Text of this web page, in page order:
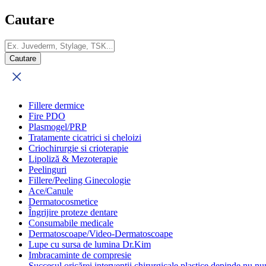
Cautare
Fillere dermice
Fire PDO
Plasmogel/PRP
Tratamente cicatrici si cheloizi
Criochirurgie si crioterapie
Lipoliză & Mezoterapie
Peelinguri
Fillere/Peeling Ginecologie
Ace/Canule
Dermatocosmetice
Îngrijire proteze dentare
Consumabile medicale
Dermatoscoape/Video-Dermatoscoape
Lupe cu sursa de lumina Dr.Kim
Imbracaminte de compresie